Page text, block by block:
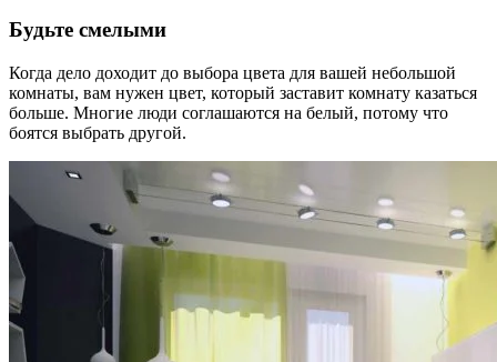
Будьте смелыми
Когда дело доходит до выбора цвета для вашей небольшой
комнаты, вам нужен цвет, который заставит комнату казаться
больше. Многие люди соглашаются на белый, потому что
боятся выбрать другой.